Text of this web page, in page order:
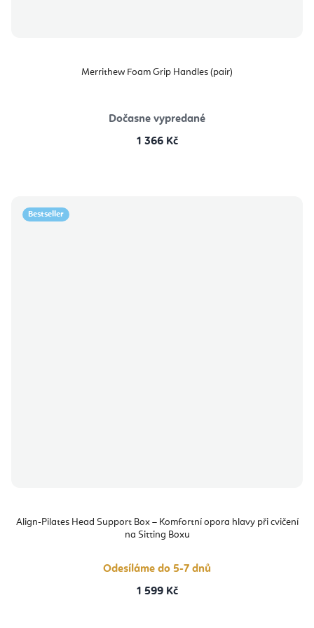
Merrithew Foam Grip Handles (pair)
Dočasne vypredané
1 366 Kč
Bestseller
Align-Pilates Head Support Box – Komfortní opora hlavy při cvičení
na Sitting Boxu
Odesíláme do 5-7 dnů
1 599 Kč